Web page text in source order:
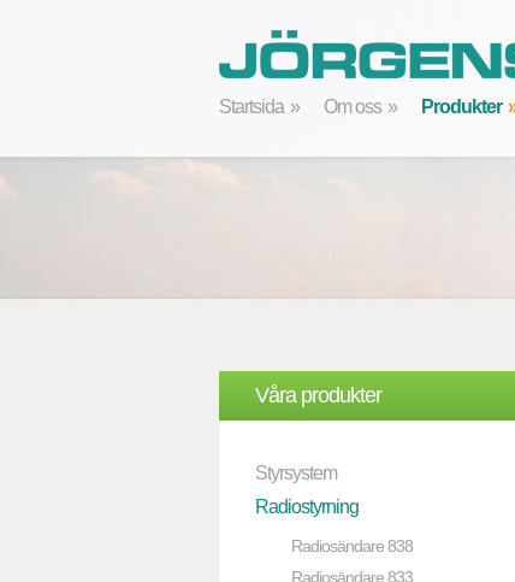
Startsida Om oss Produkter
Våra produkter
Styrsystem
Radiostyrning
Radiosändare 838
Radiosändare 833